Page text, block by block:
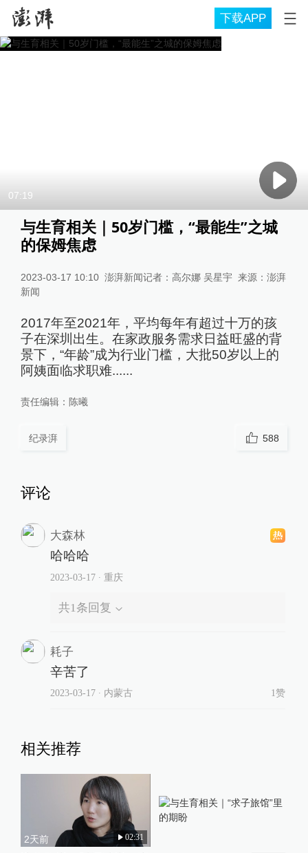
下载APP
07:19
与生育相关｜50岁门槛，“最能生”之城
的保姆焦虑
2023-03-17 10:10 澎湃新闻记者：高尔娜 吴星宇 来源： 澎湃
新闻
2017年至2021年，平均每年有超过十万的孩
子在深圳出生。在家政服务需求日益旺盛的背
景下，“年龄”成为行业门槛，大批50岁以上的
阿姨面临求职难......
责任编辑： 陈曦
纪录湃 588
评论
大森林
哈哈哈
2023-03-17∙ 重庆
共1条回复
耗子
辛苦了
2023-03-17∙ 内蒙古 1赞
相关推荐
2天前 02:31